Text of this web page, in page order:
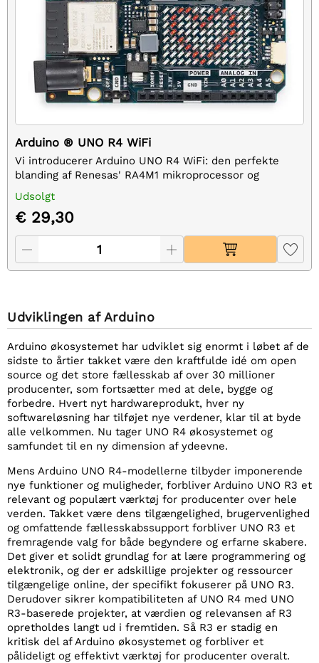
Arduino ® UNO R4 WiFi
Vi introducerer Arduino UNO R4 WiFi: den perfekte
blanding af Renesas' RA4M1 mikroprocessor og
Espressifs ESP32-S3.
Udsolgt
€ 29,30
Udviklingen af Arduino
Arduino økosystemet har udviklet sig enormt i løbet af de
sidste to årtier takket være den kraftfulde idé om open
source og det store fællesskab af over 30 millioner
producenter, som fortsætter med at dele, bygge og
forbedre. Hvert nyt hardwareprodukt, hver ny
softwareløsning har tilføjet nye verdener, klar til at byde
alle velkommen. Nu tager UNO R4 økosystemet og
samfundet til en ny dimension af ydeevne.
Mens Arduino UNO R4-modellerne tilbyder imponerende
nye funktioner og muligheder, forbliver Arduino UNO R3 et
relevant og populært værktøj for producenter over hele
verden. Takket være dens tilgængelighed, brugervenlighed
og omfattende fællesskabssupport forbliver UNO R3 et
fremragende valg for både begyndere og erfarne skabere.
Det giver et solidt grundlag for at lære programmering og
elektronik, og der er adskillige projekter og ressourcer
tilgængelige online, der specifikt fokuserer på UNO R3.
Derudover sikrer kompatibiliteten af UNO R4 med UNO
R3-baserede projekter, at værdien og relevansen af R3
opretholdes langt ud i fremtiden. Så R3 er stadig en
kritisk del af Arduino økosystemet og forbliver et
pålideligt og effektivt værktøj for producenter overalt.